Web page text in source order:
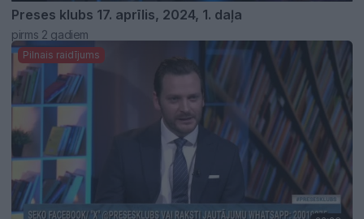
Preses klubs 17. aprīlis, 2024, 1. daļa
pirms 2 gadiem
Pilnais raidījums